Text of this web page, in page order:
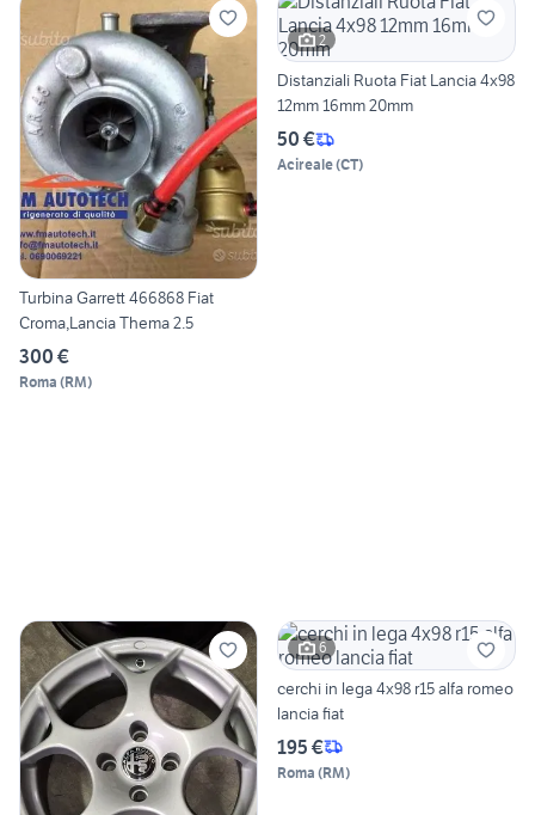
Turbina Garrett 466868 Fiat
Croma,Lancia Thema 2.5
300 €
Roma (RM)
2
Distanziali Ruota Fiat Lancia 4x98
12mm 16mm 20mm
50 €
Acireale(CT)
6
cerchi in lega 4x98 r15 alfa romeo
lancia fiat
195 €
Roma (RM)